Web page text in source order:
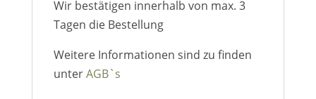
Wir bestätigen innerhalb von max. 3
Tagen die Bestellung
Weitere Informationen sind zu finden
unterAGB`s